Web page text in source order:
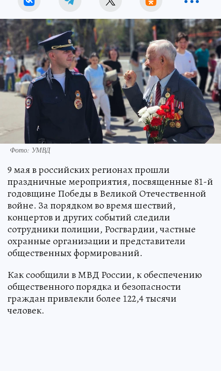
Фото: УМВД
9 мая в российских регионах прошли
праздничные мероприятия, посвященные 81-й
годовщине Победы в Великой Отечественной
войне. За порядком во время шествий,
концертов и других событий следили
сотрудники полиции, Росгвардии, частные
охранные организации и представители
общественных формирований.
Как сообщили в МВД России, к обеспечению
общественного порядка и безопасности
граждан привлекли более 122,4 тысячи
человек.